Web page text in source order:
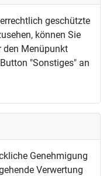
geschützte
können Sie
den Menüpunkt
"Sonstiges" an
Genehmigung
Verwertung